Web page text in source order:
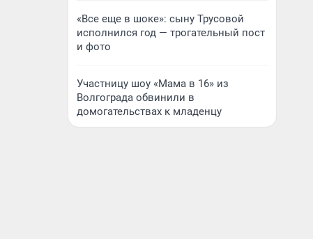
«Все еще в шоке»: сыну Трусовой
исполнился год — трогательный пост
и фото
Участницу шоу «Мама в 16» из
Волгограда обвинили в
домогательствах к младенцу